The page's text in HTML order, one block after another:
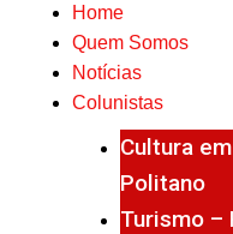
Home
Quem Somos
Notícias
Colunistas
Cultura
Politano
Turismo –